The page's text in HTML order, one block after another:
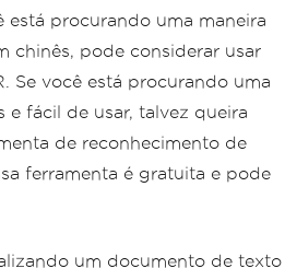
está procurando uma maneira
chinês, pode considerar usar
Se você está procurando uma
e fácil de usar, talvez queira
de reconhecimento de
ferramenta é gratuita e pode
um documento de texto